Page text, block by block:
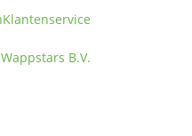
Klantenservice
Wappstars B.V.